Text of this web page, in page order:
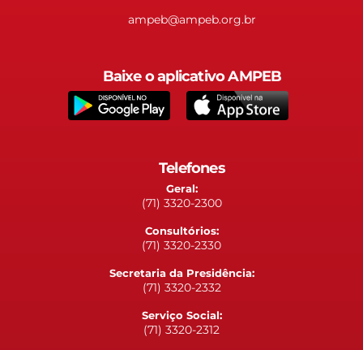
ampeb@ampeb.org.br
Baixe o aplicativo AMPEB
Telefones
Geral:
(71) 3320-2300
Consultórios:
(71) 3320-2330
Secretaria da Presidência:
(71) 3320-2332
Serviço Social:
(71) 3320-2312